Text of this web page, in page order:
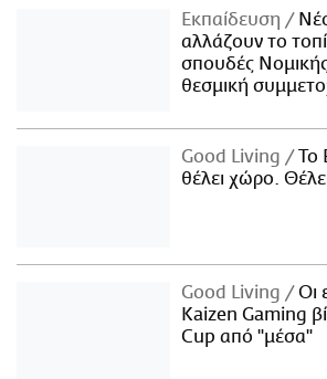
Εκπαίδευση
αλλάζουν το
σπουδές
θεσμική
Good Living
Το
θέλει χώρο.
Good Living
Οι
Kaizen Gaming
Cup από "μέσα"